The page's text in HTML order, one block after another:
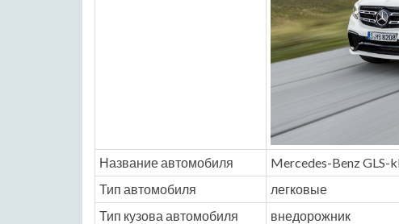
Название автомобиля Mercedes-Benz GLS-
Тип автомобиля
легковые
Тип кузова автомобиля
внедорожник